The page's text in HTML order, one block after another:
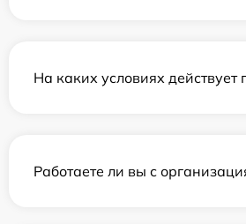
На каких условиях действует
Работаете ли вы с